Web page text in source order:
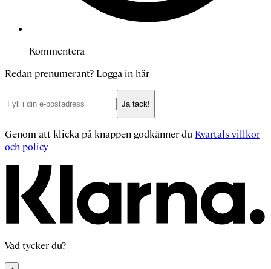
Kommentera
Redan prenumerant? Logga in här
Ja tack!
Genom att klicka på knappen godkänner du Kvartals villkor
och policy
Vad tycker du?